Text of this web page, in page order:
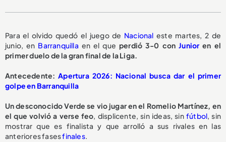
Para el olvido quedó el juego de Nacional este martes, 2 de
junio, en Barranquilla en el que perdió 3-0 conJunioren el
primer duelo de la gran final de la Liga.
Antecedente:Apertura 2026: Nacional busca dar el primer
golpe en Barranquilla
Un desconocido Verde se vio jugar en el Romelio Martínez, en
el que volvió a verse feo, displicente, sin ideas, sin fútbol, sin
mostrar que es finalista y que arrolló a sus rivales en las
anteriores fasesfinales.